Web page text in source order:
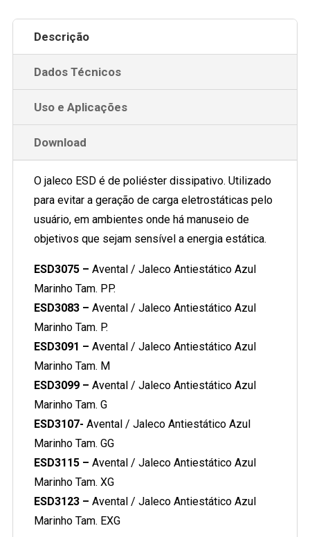
Descrição
Dados Técnicos
Uso e Aplicações
Download
O jaleco ESD é de poliéster dissipativo. Utilizado
para evitar a geração de carga eletrostáticas pelo
usuário, em ambientes onde há manuseio de
objetivos que sejam sensível a energia estática.
ESD3075 – Avental / Jaleco Antiestático Azul
Marinho Tam. PP.
ESD3083 – Avental / Jaleco Antiestático Azul
Marinho Tam. P.
ESD3091 – Avental / Jaleco Antiestático Azul
Marinho Tam. M
ESD3099 – Avental / Jaleco Antiestático Azul
Marinho Tam. G
ESD3107- Avental / Jaleco Antiestático Azul
Marinho Tam. GG
ESD3115 – Avental / Jaleco Antiestático Azul
Marinho Tam. XG
ESD3123 – Avental / Jaleco Antiestático Azul
Marinho Tam. EXG